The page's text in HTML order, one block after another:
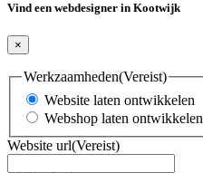
Vind een webdesigner in Kootwijk
×
Werkzaamheden(Vereist)
Website laten ontwikkelen
Webshop laten ontwikkelen
Website url(Vereist)